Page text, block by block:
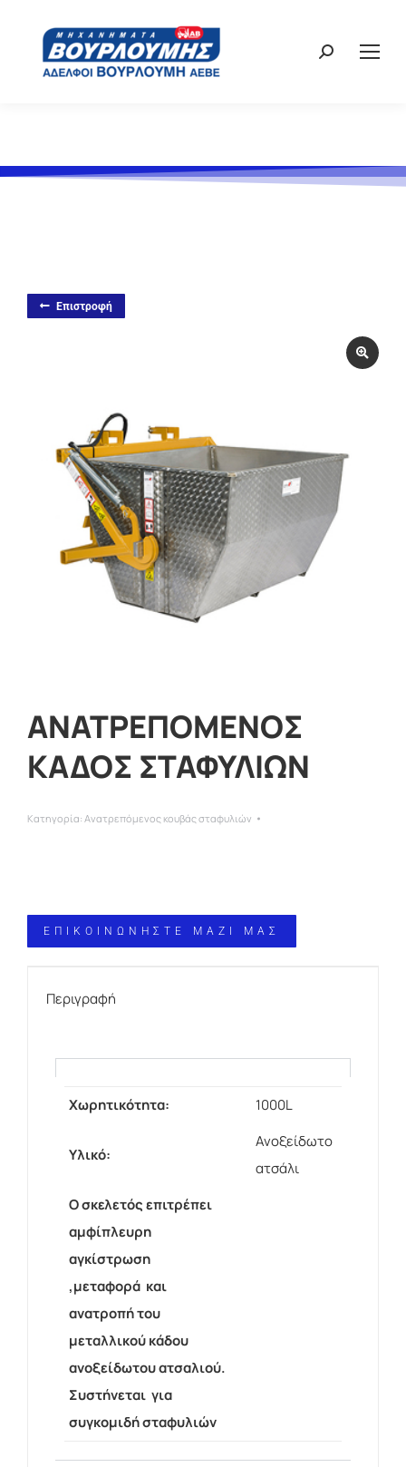
Επιστροφή
ΑΝΑΤΡΕΠΟΜΕΝΟΣ
ΚΑΔΟΣ ΣΤΑΦΥΛΙΩΝ
Κατηγορία: Ανατρεπόμενος κουβάς σταφυλιών
ΕΠΙΚΟΙΝΩΝΗΣΤΕ ΜΑΖΙ ΜΑΣ
Περιγραφή
Χωρητικότητα: 1000L
Υλικό:
Ανοξείδωτο
ατσάλι
Ο σκελετός επιτρέπει
αμφίπλευρη
αγκίστρωση
,μεταφορά και
ανατροπή του
μεταλλικού κάδου
ανοξείδωτου ατσαλιού.
Συστήνεται για
συγκομιδή σταφυλιών